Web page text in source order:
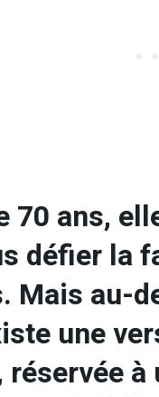
70 ans,
défier la
Mais au-
une
à